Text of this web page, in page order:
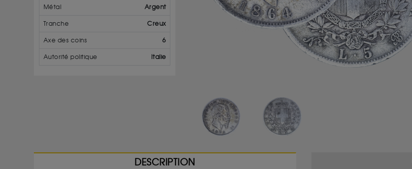
Métal Argent
Tranche Creux
Axe des coins 6
Autorité politique Italie
DESCRIPTION